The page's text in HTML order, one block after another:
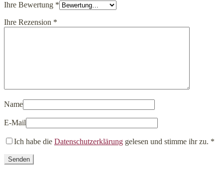
Ihre Bewertung *
Ihre Rezension *
Name
E-Mail
Ich habe die Datenschutzerklärung gelesen und stimme ihr zu. *